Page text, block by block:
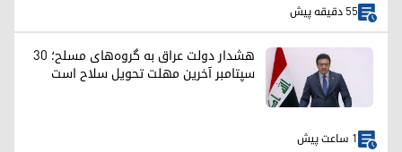
55 دقیقه پیش
هشدار دولت عراق به گروه‌های مسلح؛ ۳۰
سپتامبر آخرین مهلت تحویل سلاح است
1 ساعت پیش